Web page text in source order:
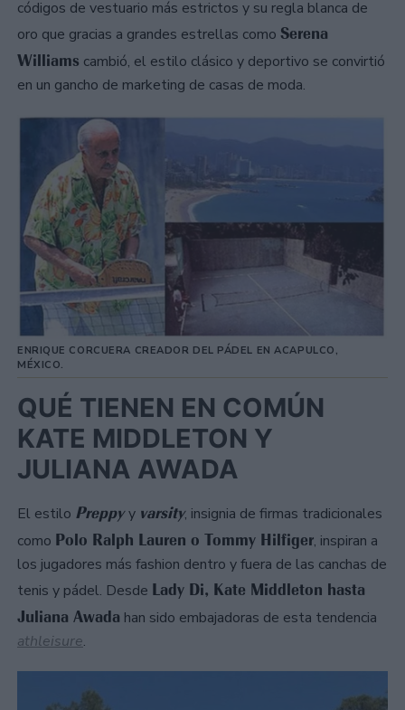
códigos de vestuario más estrictos y su regla blanca de
oro que gracias a grandes estrellas como Serena
Williams cambió, el estilo clásico y deportivo se convirtió
en un gancho de marketing de casas de moda.
ENRIQUE CORCUERA CREADOR DEL PÁDEL EN ACAPULCO,
MÉXICO.
QUÉ TIENEN EN COMÚN
KATE MIDDLETON Y
JULIANA AWADA
El estilo Preppyy varsity, insignia de firmas tradicionales
como Polo Ralph Lauren o Tommy Hilfiger, inspiran a
los jugadores más fashion dentro y fuera de las canchas de
tenis y pádel. Desde Lady Di, Kate Middleton hasta
Juliana Awada han sido embajadoras de esta tendencia
athleisure.